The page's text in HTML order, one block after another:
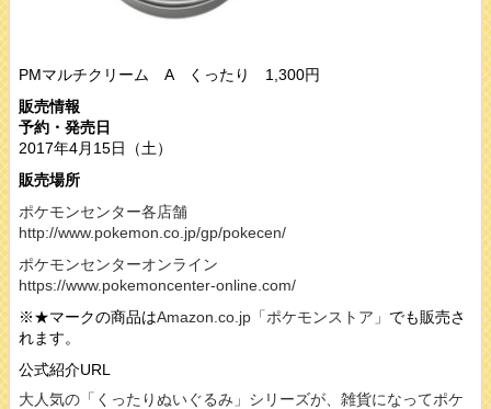
PMマルチクリーム A くったり 1,300円
販売情報
予約・発売日
2017年4月15日（土）
販売場所
ポケモンセンター各店舗
http://www.pokemon.co.jp/gp/pokecen/
ポケモンセンターオンライン
https://www.pokemoncenter-online.com/
※★マークの商品はAmazon.co.jp「ポケモンストア」 でも販売さ
れます。
公式紹介URL
大人気の「くったりぬいぐるみ」シリーズが、雑貨になってポケ